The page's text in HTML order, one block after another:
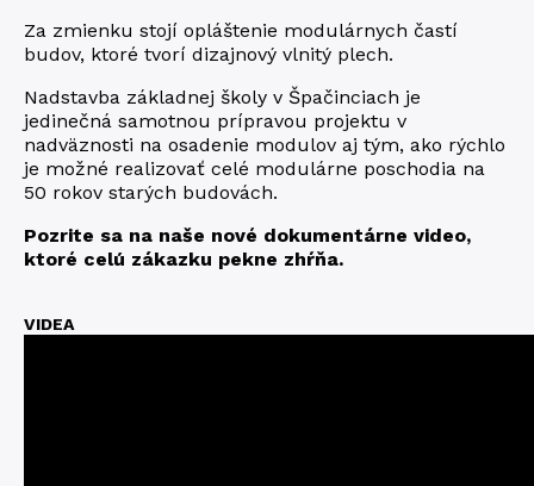
Za zmienku stojí opláštenie modulárnych častí
budov, ktoré tvorí dizajnový vlnitý plech.
Nadstavba základnej školy v Špačinciach je
jedinečná samotnou prípravou projektu v
nadväznosti na osadenie modulov aj tým, ako rýchlo
je možné realizovať celé modulárne poschodia na
50 rokov starých budovách.
Pozrite sa na naše nové dokumentárne video,
ktoré celú zákazku pekne zhŕňa.
VIDEA